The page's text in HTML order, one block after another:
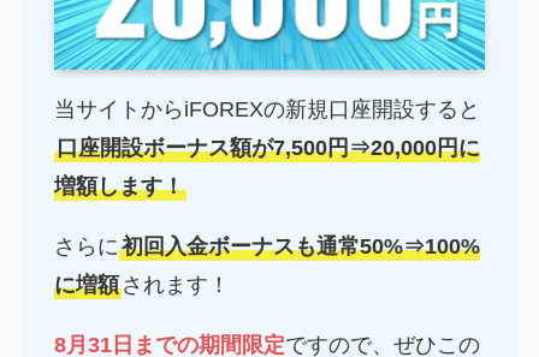
当サイトからiFOREXの新規口座開設すると
口座開設ボーナス額が7,500円⇒20,000円に
増額します！
さらに初回入金ボーナスも通常50%⇒100%
に増額されます！
8月31日までの期間限定ですので、ぜひこの